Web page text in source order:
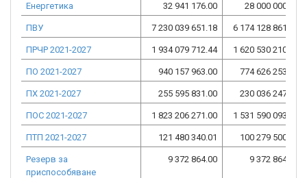
Енергетика 32 941 176.00 28 000 000.00
ПВУ 7 230 039 651.18 6 174 128 861.39
ПРЧР 2021-2027 1 934 079 712.44 1 620 530 210.70
ПО 2021-2027 940 157 963.00 774 626 253.00
ПХ 2021-2027 255 595 831.00 230 036 247.00
ПОС 2021-2027 1 823 206 271.00 1 531 590 093.00
ПТП 2021-2027 121 480 340.01 100 279 500.00
Резерв за
приспособяване
9 372 864.00 9 372 864.00